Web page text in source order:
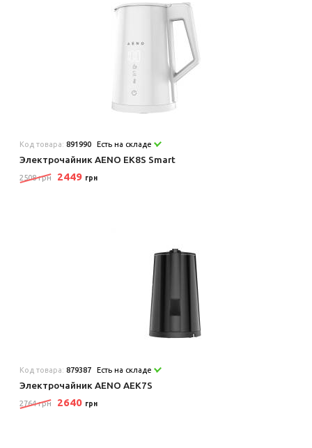
Код товара:891990 Есть на складе
Электрочайник AENO EK8S Smart
2508 грн 2449 грн
Код товара:879387 Есть на складе
Электрочайник AENO AEK7S
2764 грн 2640 грн